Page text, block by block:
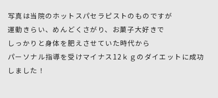
写真は当院のホットスパセラピストのものですが
運動きらい、めんどくさがり、お菓子大好きで
しっかりと身体を肥えさせていた時代から
パーソナル指導を受けマイナス12ｋｇのダイエットに成功
しました！